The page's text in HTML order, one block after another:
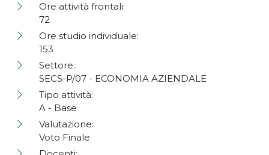
Ore attività frontali:
72
Ore studio individuale:
153
Settore:
SECS-P/07 - ECONOMIA AZIENDALE
Tipo attività:
A - Base
Valutazione:
Voto Finale